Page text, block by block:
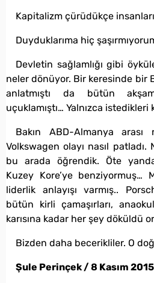
Kapitalizm çürüdükçe
Duyduklarıma hiç
Devletin sağlamlığı gibi
neler dönüyor. Bir keresinde bir
anlatmıştı da bütün
uçuklamıştı… Yalnızca istedikleri
Bakın ABD-Almanya
Volkswagen olayı nasıl
bu arada öğrendik. Öte
Kuzey Kore’ye benziyormuş…
liderlik anlayışı varmış..
bütün kirli çamaşırları,
karısına kadar her şey döküldü
Bizden daha becerikliler. O
Şule Perinçek / 8 Kasım